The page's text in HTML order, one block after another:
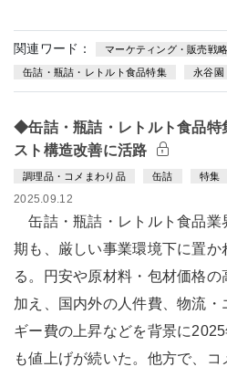
関連ワード： マーケティング・販売戦略
缶詰・瓶詰・レトルト食品特集 永谷園
◆缶詰・瓶詰・レトルト食品特
スト構造改善に活路
調理品・コメまわり品 缶詰 特集
2025.09.12
缶詰・瓶詰・レトルト食品業
期も、厳しい事業環境下に置か
る。円安や原材料・包材価格の
加え、国内外の人件費、物流・
ギー費の上昇などを背景に
も値上げが続いた。他方で、コ